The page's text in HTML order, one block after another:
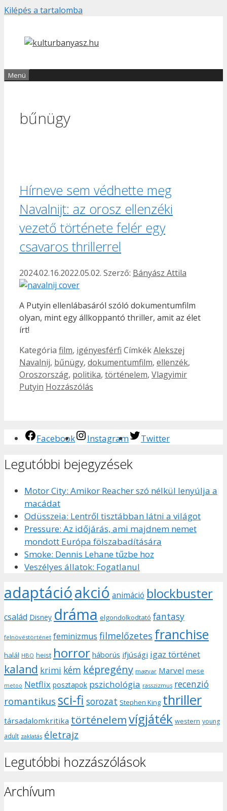
Kilépés a tartalomba
Menü
bűnügy
Hírneve sem védhette meg
Navalnijt: az orosz ellenzéki
vezető története felér egy
csavaros thrillerrel
2024.02.16.2022.05.02. Szerző: Bányász Attila
A Putyin ellenlábasáról szóló dokumentumfilm
olyan, mint egy állkoppantó thriller, amit az élet
írt!
Kategória film, igényesférfi CímkékAlekszej
Navalnij, bűnügy, dokumentumfilm, ellenzék,
Oroszország, politika, történelem, Vlagyimir
Putyin Hozzászólás
Facebook Instagram Twitter
Legutóbbi bejegyzések
Motor City: Amikor Reacher szó nélkül lenyúlja a
macádat
Odüsszeia: Lentről tisztábban látni a világot
Pressure: Az időjárás, ami majdnem nemet
mondott Európa fölszabadítására
Smoke: Dennis Lehane tűzbe hoz
Veszélyes állatok: Fogatlanul
adaptációakció animáció blockbuster
család Disney dráma elgondolkodtató fantasy
felnövéstörténet feminizmus filmelőzetes franchise
halál HBO heist horror háborús ifjúsági igaz történet
kaland krimi kém képregény magyar Marvel mese
metoo Netflix posztapok pszichológia rasszizmus recenzió
romantikus sci-fi sorozat Stephen King thriller
társadalomkritika történelemvígjáték western young
adult zaklatás életrajz
Legutóbbi hozzászólások
Archívum